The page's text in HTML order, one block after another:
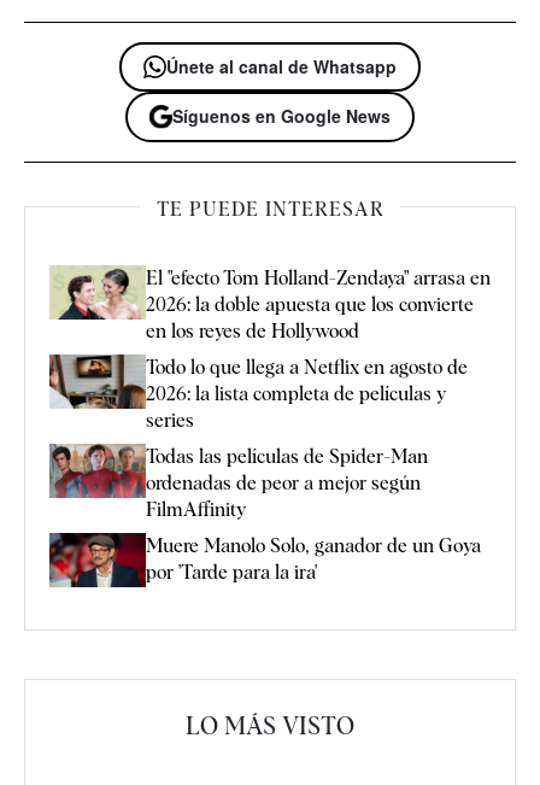
Únete al canal de Whatsapp
Síguenos en Google News
TE PUEDE INTERESAR
El "efecto Tom Holland-Zendaya" arrasa en
2026: la doble apuesta que los convierte
en los reyes de Hollywood
Todo lo que llega a Netflix en agosto de
2026: la lista completa de películas y
series
Todas las películas de Spider-Man
ordenadas de peor a mejor según
FilmAffinity
Muere Manolo Solo, ganador de un Goya
por 'Tarde para la ira'
LO MÁS VISTO